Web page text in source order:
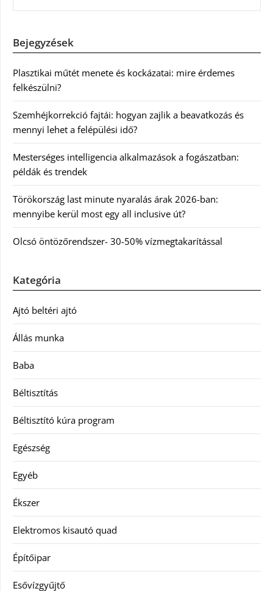
Bejegyzések
Plasztikai műtét menete és kockázatai: mire érdemes
felkészülni?
Szemhéjkorrekció fajtái: hogyan zajlik a beavatkozás és
mennyi lehet a felépülési idő?
Mesterséges intelligencia alkalmazások a fogászatban:
példák és trendek
Törökország last minute nyaralás árak 2026-ban:
mennyibe kerül most egy all inclusive út?
Olcsó öntözőrendszer- 30-50% vízmegtakarítással
Kategória
Ajtó beltéri ajtó
Állás munka
Baba
Béltisztítás
Béltisztító kúra program
Egészség
Egyéb
Ékszer
Elektromos kisautó quad
Építőipar
Esővízgyűjtő